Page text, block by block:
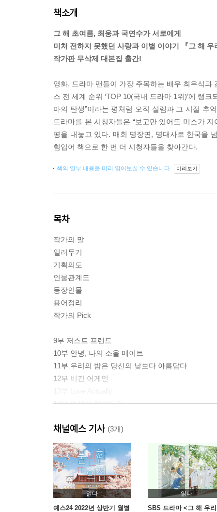
책소개
그 해 초여름, 최웅과 국연수가 서로에게
미처 전하지 못했던 사랑과 이별 이야기 『그 해 우
작가판 무삭제 대본집 출간!
영화, 드라마 팬들이 가장 주목하는 배우 최우식
스 전 세계 순위 ‘TOP 10(국내 드라마 1위)’에 랭
마의 탄생”이라는 평처럼 오직 설렘과 그 시절 추
드라마를 본 시청자들은 “보고만 있어도 미소가
평을 내놓고 있다. 매회 명장면, 명대사로 한국을
힘입어 책으로 한 번 더 시청자들을 찾아간다.
책의 일부 내용을 미리 읽어보실 수 있습니다. 미리보기
목차
작가의 말
일러두기
기획의도
인물관계도
등장인물
용어정리
작가의 Pick
9부 저스트 프렌드
10부 안녕, 나의 소울 메이트
11부 우리의 밤은 당신의 낮보다 아름답다
12부 비긴 어게인
14부 인생은 아름다워
16부 그 해 우리는
만든사람들
채널예스 기사 (3개)
읽다
예스24 2022년 상반기 월별
읽다
SBS 드라마 <그 해 우